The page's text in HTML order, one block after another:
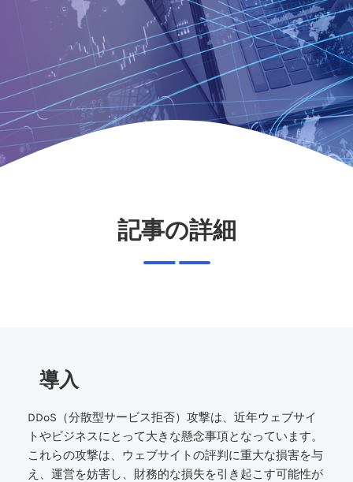
記事の詳細
導入
DDoS（分散型サービス拒否）攻撃は、近年ウェブサイ
トやビジネスにとって大きな懸念事項となっています。
これらの攻撃は、ウェブサイトの評判に重大な損害を与
え、運営を妨害し、財務的な損失を引き起こす可能性が